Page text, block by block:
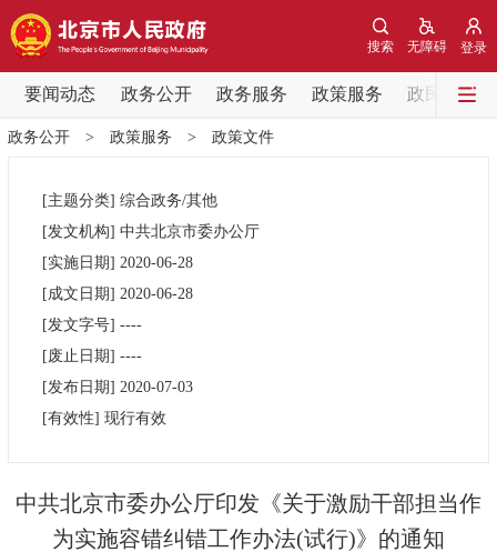
登录
无障碍
搜索
要闻动态 政务公开 政务服务 政策服务 政民互动
要闻动态
党中央精神 国务院信息
北京要闻
政务公开
市领导
政策兑现 政策解读 回应关切
决策公开 专题公开
政务公开> 政策服务 > 政策文件
[主题分类] 综合政务/其他
[发文机构] 中共北京市委办公厅
[实施日期] 2020-06-28
[成文日期] 2020-06-28
[发文字号] ----
[废止日期] ----
[发布日期] 2020-07-03
[有效性] 现行有效
中共北京市委办公厅印发《关于激励干部担当作
为实施容错纠错工作办法(试行)》的通知